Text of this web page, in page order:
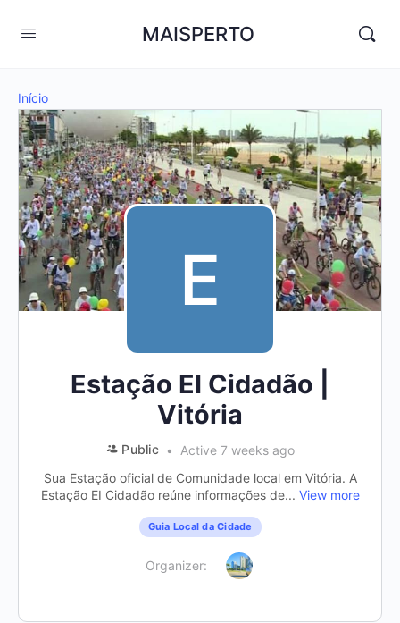
MAISPERTO
Início
Estação EI Cidadão |
Vitória
Public
Active 7 weeks ago
Sua Estação oficial de Comunidade local em Vitória. A
Estação EI Cidadão reúne informações de... View more
Guia Local da Cidade
Organizer: